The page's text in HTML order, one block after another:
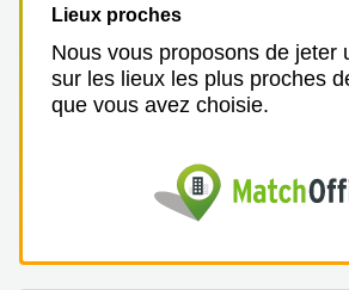
Lieux proches
Nous vous proposons de jeter
sur les lieux les plus proches
que vous avez choisie.